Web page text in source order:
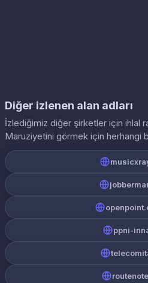
Diğer izlenen alan adları
İzlediğimiz diğer şirketler için ihlal
Maruziyetini görmek için herhangi
ppni-